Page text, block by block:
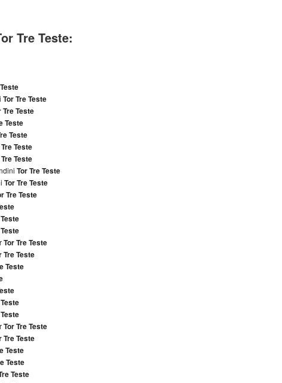
Tre Teste:
Tor Tre Teste
Tre Teste
Teste
Teste
Teste
Teste
Tor Tre Teste
Tor Tre Teste
Tre Teste
Tor Tre Teste
Tre Teste
Teste
Tor Tre Teste
Tre Teste
Teste
Teste
Teste